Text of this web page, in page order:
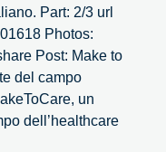
Part: 2/3 url
Photos:
Post: Make to
del campo
un
dell’healthcare